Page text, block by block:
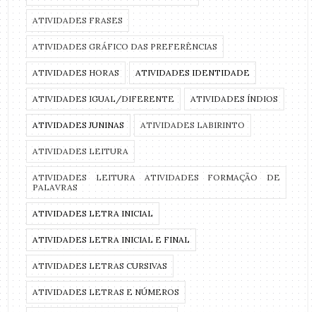
ATIVIDADES FRASES
ATIVIDADES GRÁFICO DAS PREFERÊNCIAS
ATIVIDADES HORAS ATIVIDADES IDENTIDADE
ATIVIDADES IGUAL/DIFERENTE ATIVIDADES ÍNDIOS
ATIVIDADES JUNINAS ATIVIDADES LABIRINTO
ATIVIDADES LEITURA
ATIVIDADES LEITURA ATIVIDADES FORMAÇÃO DE
PALAVRAS
ATIVIDADES LETRA INICIAL
ATIVIDADES LETRA INICIAL E FINAL
ATIVIDADES LETRAS CURSIVAS
ATIVIDADES LETRAS E NÚMEROS